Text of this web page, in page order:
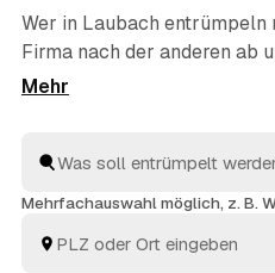
Wer in Laubach entrümpeln
Firma nach der anderen ab
neu. Mit AWL beschreiben
Anbieter aus Hessen. Sie
nebeneinander und sehen
Mehrfachauswahl möglich, z. B.